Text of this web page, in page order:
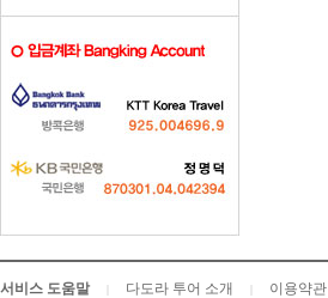
서비스 도움말 다도라 투어 소개 이용약관